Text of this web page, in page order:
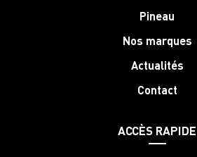
Pineau
Nos marques
Actualités
Contact
ACCÈS RAPIDE